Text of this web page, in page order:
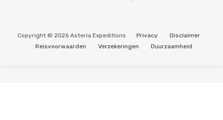
Copyright © 2026 Asteria Expeditions Privacy
Disclaimer
Reisvoorwaarden
Verzekeringen Duurzaamheid